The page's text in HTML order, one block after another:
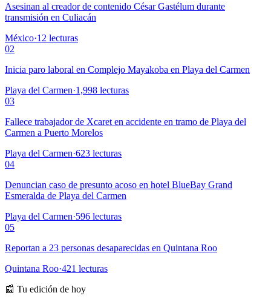
Asesinan al creador de contenido César Gastélum durante
transmisión en Culiacán
México·12 lecturas
02
Inicia paro laboral en Complejo Mayakoba en Playa del Carmen
Playa del Carmen·1,998 lecturas
03
Fallece trabajador de Xcaret en accidente en tramo de Playa del
Carmen a Puerto Morelos
Playa del Carmen·623 lecturas
04
Denuncian caso de presunto acoso en hotel BlueBay Grand
Esmeralda de Playa del Carmen
Playa del Carmen·596 lecturas
05
Reportan a 23 personas desaparecidas en Quintana Roo
Quintana Roo·421 lecturas
📰 Tu edición de hoy